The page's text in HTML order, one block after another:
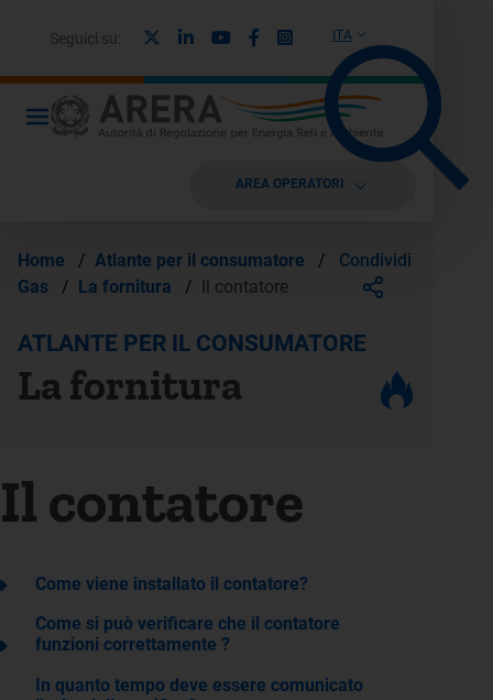
ITA
Seguici su: LinkedinYoutubeFacebook
Instagram
AREA OPERATORI
Home / Atlante per il consumatore
/
Gas
/ La fornitura / Il contatore
Condividi
ATLANTE PER IL CONSUMATORE
La fornitura
Il contatore
Come viene installato il contatore?
Come si può verificare che il contatore
funzioni correttamente ?
In quanto tempo deve essere comunicato